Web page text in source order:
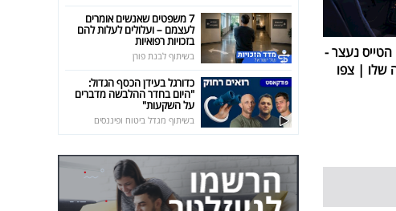
נעצר -
שלו | צפו
7 משפטים שאנשים אומרים
לעצמם – ועלולים לעלות להם
בזכויות רפואיות
בשיתוף לבנת פורן
כדורגל בעידן הכסף הגדול:
"היום בחדר ההלבשה מדברים
על השקעות"
בשיתוף מגדל ביטוח ופיננסים